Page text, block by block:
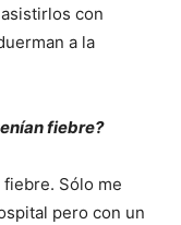
con
a la
fiebre?
Sólo me
pero con un